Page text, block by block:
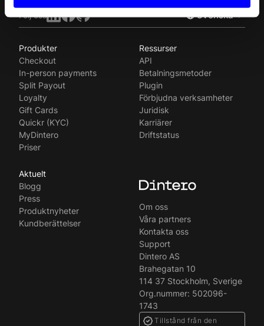
Följ oss Svenska
English
Produkter
Checkout
In-person payments
Split Payout
Loyalty
Gift Cards
Quickr (KYC)
MyDintero
Priser
Ressurser
API
Betalningsmetoder
Plugin
Förbjudna verksamheter
Juridisk
Karriärer
Driftstatus
Aktuelt
Blogg
Press
Produktnyheter
Kundberättelser
Om oss
Våra partners
Kontakta oss
Support
Dintero AS
Brahegatan 10
114 37 Stockholm, Sverige
Org.nummer: 502096-
1743
Tillstånd från den